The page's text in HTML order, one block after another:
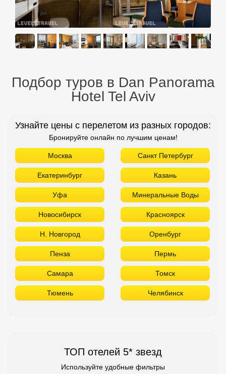
Подбор туров в Dan Panorama
Hotel Tel Aviv
Узнайте цены с перелетом из разных городов:
Бронируйте онлайн по лучшим ценам!
Москва Санкт Петербург
Екатеринбург Казань
Уфа Минеральные Воды
Новосибирск Красноярск
Н. Новгород Оренбург
Пенза Пермь
Самара Томск
Тюмень Челябинск
ТОП отелей 5* звезд
Используйте удобные фильтры